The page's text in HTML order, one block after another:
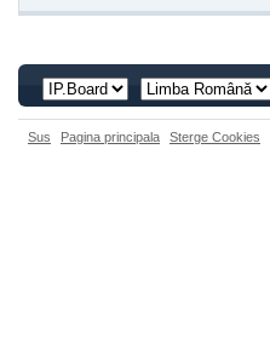
Sus Pagina principala Sterge Cookies